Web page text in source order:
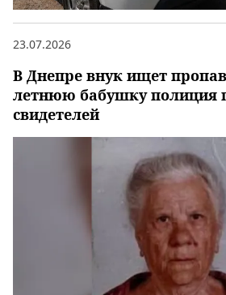
В Днепре внук ищет
летнюю бабушку полиция
свидетелей
23.07.2026